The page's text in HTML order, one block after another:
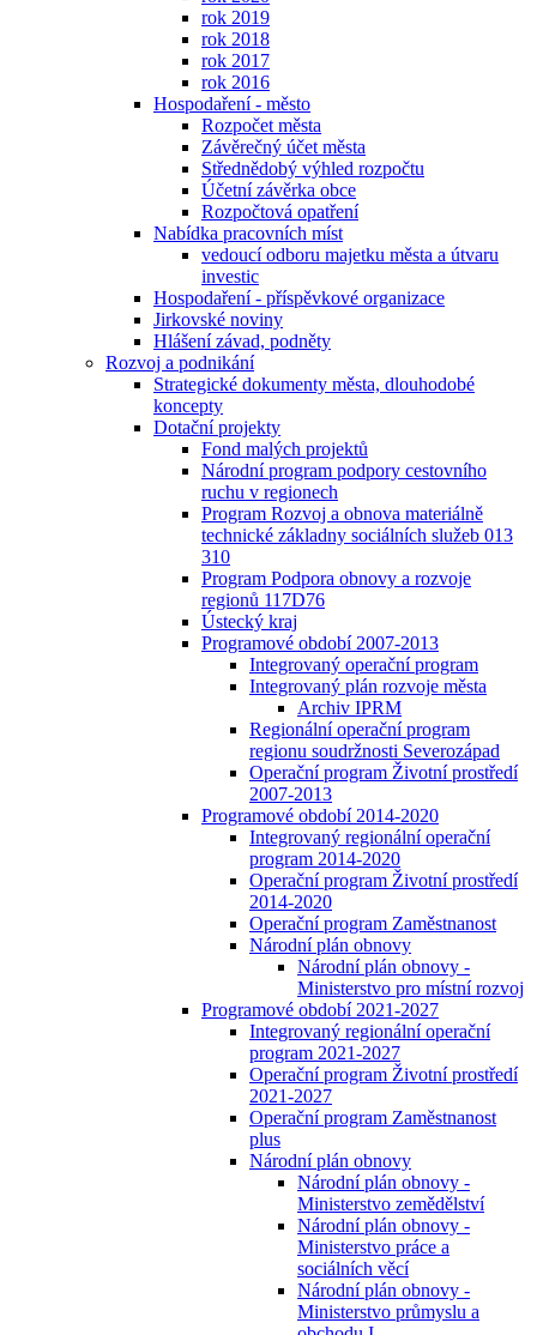
rok 2019
rok 2018
rok 2017
rok 2016
Hospodaření - město
Rozpočet města
Závěrečný účet města
Střednědobý výhled rozpočtu
Účetní závěrka obce
Rozpočtová opatření
Nabídka pracovních míst
vedoucí odboru majetku města a útvaru
investic
Hospodaření - příspěvkové organizace
Jirkovské noviny
Hlášení závad, podněty
Rozvoj a podnikání
Strategické dokumenty města, dlouhodobé
koncepty
Dotační projekty
Fond malých projektů
Národní program podpory cestovního
ruchu v regionech
Program Rozvoj a obnova materiálně
technické základny sociálních služeb 013
310
Program Podpora obnovy a rozvoje
regionů 117D76
Ústecký kraj
Programové období 2007-2013
Integrovaný operační program
Integrovaný plán rozvoje města
Archiv IPRM
Regionální operační program
regionu soudržnosti Severozápad
Operační program Životní prostředí
2007-2013
Programové období 2014-2020
Integrovaný regionální operační
program 2014-2020
Operační program Životní prostředí
2014-2020
Operační program Zaměstnanost
Národní plán obnovy
Národní plán obnovy -
Ministerstvo pro místní rozvoj
Programové období 2021-2027
Integrovaný regionální operační
program 2021-2027
Operační program Životní prostředí
2021-2027
Operační program Zaměstnanost
plus
Národní plán obnovy
Národní plán obnovy -
Ministerstvo zemědělství
Národní plán obnovy -
Ministerstvo práce a
sociálních věcí
Národní plán obnovy -
Ministerstvo průmyslu a